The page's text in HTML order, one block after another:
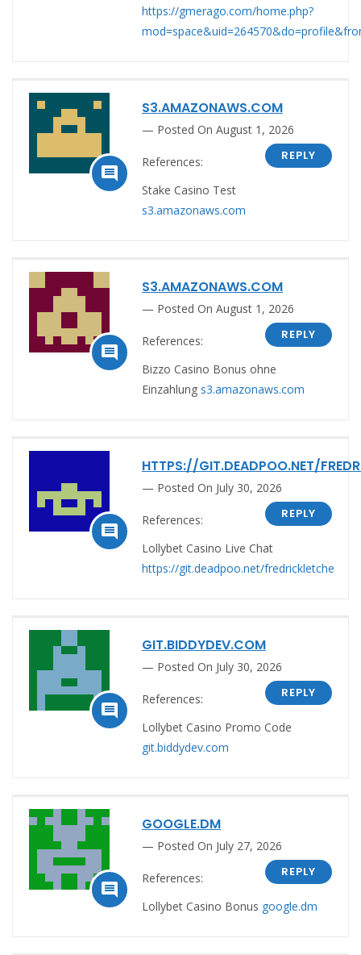
https://gmerago.com/home.php?

S3.AMAZONAWS.COM
Posted On August 1, 2026
REPLY
References:
Stake Casino Test
s3.amazonaws.com

S3.AMAZONAWS.COM
Posted On August 1, 2026
REPLY
References:
Bizzo Casino Bonus ohne
Einzahlung s3.amazonaws.com

HTTPS://GIT.DEADPOO.NET/
Posted On July 30, 2026
REPLY
References:
Lollybet Casino Live Chat
https://git.deadpoo.net/fredrickletche

GIT.BIDDYDEV.COM
Posted On July 30, 2026
REPLY
References:
Lollybet Casino Promo Code
git.biddydev.com

GOOGLE.DM
Posted On July 27, 2026
REPLY
References:
Lollybet Casino Bonus google.dm